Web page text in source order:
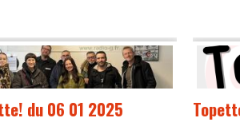
du 06 01 2025